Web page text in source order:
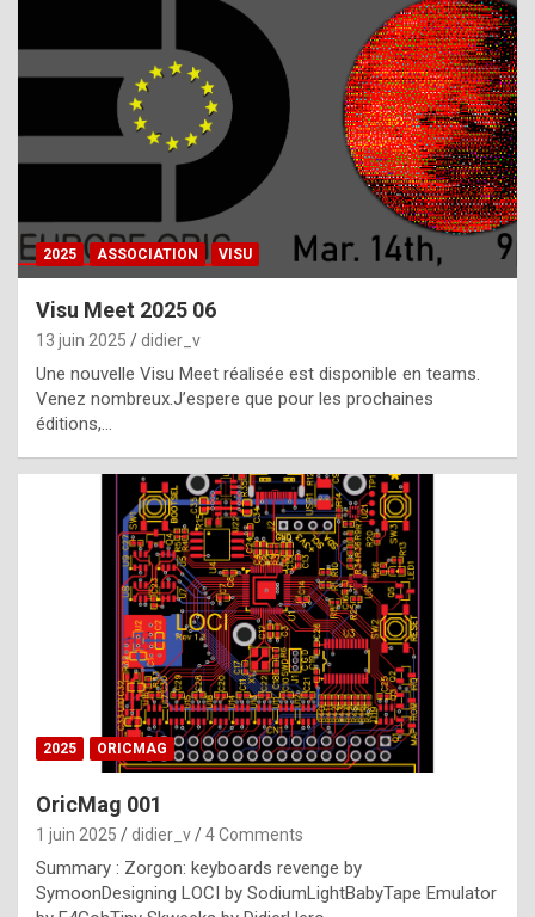
h
a
t
t
e
b
e
s
t
p
h
o
n
y
l
2025 ASSOCIATION VISU
Visu Meet 2025 06
13 juin 2025 didier_v
Une nouvelle Visu Meet réalisée est disponible en teams.
Venez nombreux.J’espere que pour les prochaines
éditions,…
2025 ORICMAG
OricMag 001
1 juin 2025 didier_v 4 Comments
Summary : Zorgon: keyboards revenge by
SymoonDesigning LOCI by SodiumLightBabyTape Emulator